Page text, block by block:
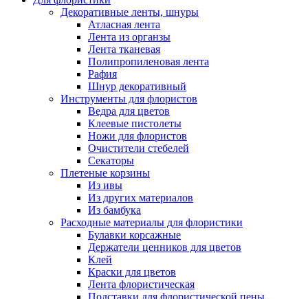
Декоративные ленты, шнуры
Атласная лента
Лента из органзы
Лента тканевая
Полипропиленовая лента
Рафия
Шнур декоративный
Инструменты для флористов
Ведра для цветов
Клеевые пистолеты
Ножи для флористов
Очистители стебелей
Секаторы
Плетеные корзины
Из ивы
Из других материалов
Из бамбука
Расходные материалы для флористики
Булавки корсажные
Держатели ценников для цветов
Клей
Краски для цветов
Лента флористическая
Подставки для флористической пены